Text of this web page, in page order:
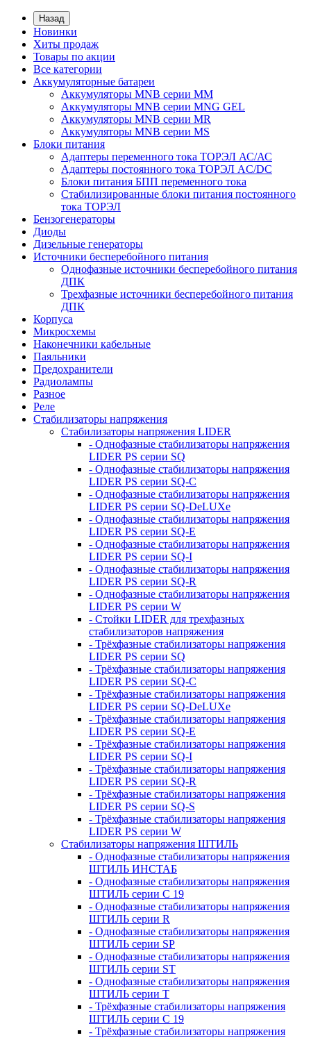
Назад
Новинки
Хиты продаж
Товары по акции
Все категории
Аккумуляторные батареи
Аккумуляторы MNB серии MM
Аккумуляторы MNB серии MNG GEL
Аккумуляторы MNB серии MR
Аккумуляторы MNB серии MS
Блоки питания
Адаптеры переменного тока ТОРЭЛ АС/АС
Адаптеры постоянного тока ТОРЭЛ AC/DC
Блоки питания БПП переменного тока
Стабилизированные блоки питания постоянного
тока ТОРЭЛ
Бензогенераторы
Диоды
Дизельные генераторы
Источники бесперебойного питания
Однофазные источники бесперебойного питания
ДПК
Трехфазные источники бесперебойного питания
ДПК
Корпуса
Микросхемы
Наконечники кабельные
Паяльники
Предохранители
Радиолампы
Разное
Реле
Стабилизаторы напряжения
Стабилизаторы напряжения LIDER
- Однофазные стабилизаторы напряжения
LIDER PS серии SQ
- Однофазные стабилизаторы напряжения
LIDER PS серии SQ-C
- Однофазные стабилизаторы напряжения
LIDER PS серии SQ-DeLUXe
- Однофазные стабилизаторы напряжения
LIDER PS серии SQ-E
- Однофазные стабилизаторы напряжения
LIDER PS серии SQ-I
- Однофазные стабилизаторы напряжения
LIDER PS серии SQ-R
- Однофазные стабилизаторы напряжения
LIDER PS серии W
- Стойки LIDER для трехфазных
стабилизаторов напряжения
- Трёхфазные стабилизаторы напряжения
LIDER PS серии SQ
- Трёхфазные стабилизаторы напряжения
LIDER PS серии SQ-C
- Трёхфазные стабилизаторы напряжения
LIDER PS серии SQ-DeLUXe
- Трёхфазные стабилизаторы напряжения
LIDER PS серии SQ-E
- Трёхфазные стабилизаторы напряжения
LIDER PS серии SQ-I
- Трёхфазные стабилизаторы напряжения
LIDER PS серии SQ-R
- Трёхфазные стабилизаторы напряжения
LIDER PS серии SQ-S
- Трёхфазные стабилизаторы напряжения
LIDER PS серии W
Стабилизаторы напряжения ШТИЛЬ
- Однофазные стабилизаторы напряжения
ШТИЛЬ ИНСТАБ
- Однофазные стабилизаторы напряжения
ШТИЛЬ серии C 19
- Однофазные стабилизаторы напряжения
ШТИЛЬ серии R
- Однофазные стабилизаторы напряжения
ШТИЛЬ серии SP
- Однофазные стабилизаторы напряжения
ШТИЛЬ серии ST
- Однофазные стабилизаторы напряжения
ШТИЛЬ серии T
- Трёхфазные стабилизаторы напряжения
ШТИЛЬ серии C 19
- Трёхфазные стабилизаторы напряжения